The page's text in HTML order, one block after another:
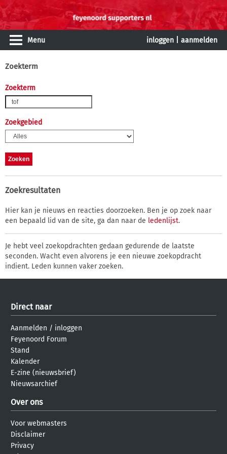
Menu inloggen aanmelden
Zoekterm
Zoekterm
Zoekgebied
Zoekresultaten
Hier kan je nieuws en reacties doorzoeken. Ben je op zoek naar
een bepaald lid van de site, ga dan naar de ledenlijst.
Je hebt veel zoekopdrachten gedaan gedurende de laatste
seconden. Wacht even alvorens je een nieuwe zoekopdracht
indient. Leden kunnen vaker zoeken.
Direct naar
Aanmelden / inloggen
Feyenoord Forum
Stand
Kalender
E-zine (nieuwsbrief)
Nieuwsarchief
Over ons
Voor webmasters
Disclaimer
Privacy